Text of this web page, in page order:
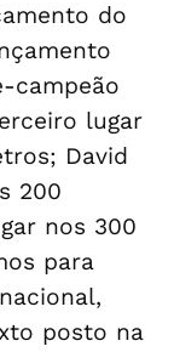
do
campeão
lugar
David
200
nos 300
para
posto na